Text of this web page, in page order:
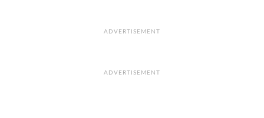
ADVERTISEMENT
ADVERTISEMENT